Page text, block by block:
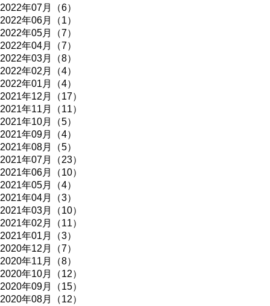
2022年07月（6）
2022年06月（1）
2022年05月（7）
2022年04月（7）
2022年03月（8）
2022年02月（4）
2022年01月（4）
2021年12月（17）
2021年11月（11）
2021年10月（5）
2021年09月（4）
2021年08月（5）
2021年07月（23）
2021年06月（10）
2021年05月（4）
2021年04月（3）
2021年03月（10）
2021年02月（11）
2021年01月（3）
2020年12月（7）
2020年11月（8）
2020年10月（12）
2020年09月（15）
2020年08月（12）